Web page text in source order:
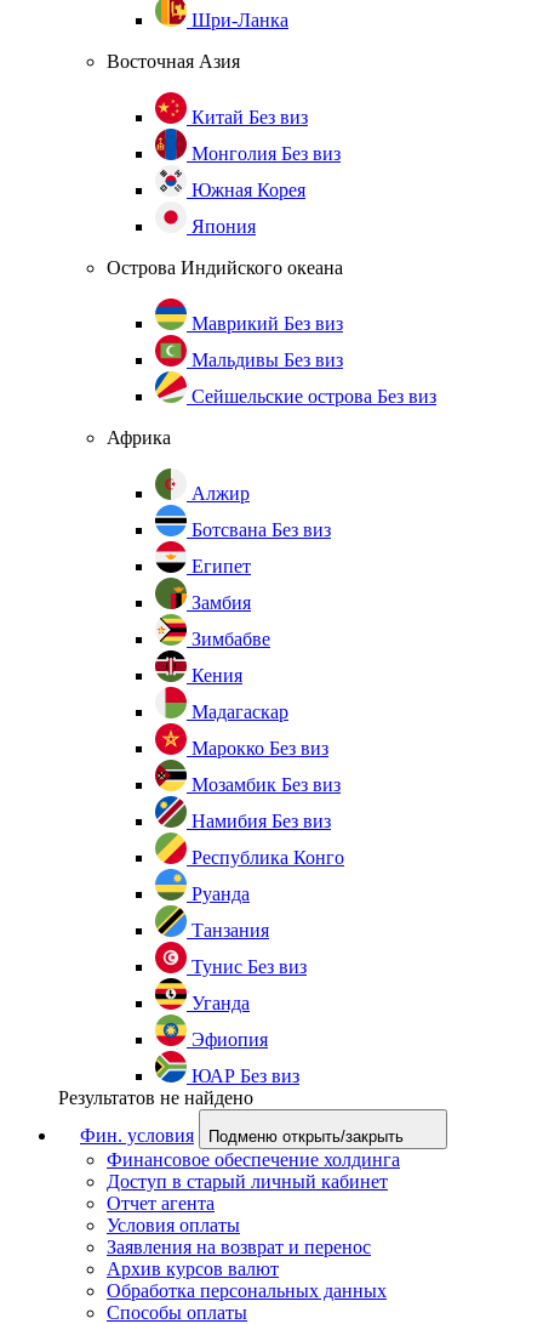
Шри-Ланка
Восточная Азия
Китай Без виз
Монголия Без виз
Южная Корея
Япония
Острова Индийского океана
Маврикий Без виз
Мальдивы Без виз
Сейшельские острова Без виз
Африка
Алжир
Ботсвана Без виз
Египет
Замбия
Зимбабве
Кения
Мадагаскар
Марокко Без виз
Мозамбик Без виз
Намибия Без виз
Республика Конго
Руанда
Танзания
Тунис Без виз
Уганда
Эфиопия
ЮАР Без виз
Результатов не найдено
Фин. условия
Подменю открыть/закрыть
Финансовое обеспечение холдинга
Доступ в старый личный кабинет
Отчет агента
Условия оплаты
Заявления на возврат и перенос
Архив курсов валют
Обработка персональных данных
Способы оплаты